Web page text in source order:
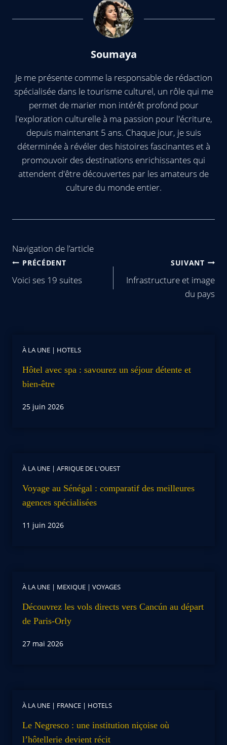
Soumaya
Je me présente comme la responsable de rédaction
spécialisée dans le tourisme culturel, un rôle qui me
permet de marier mon intérêt profond pour
l'exploration culturelle à ma passion pour l'écriture,
depuis maintenant 5 ans. Chaque jour, je suis
déterminée à révéler des histoires fascinantes et à
promouvoir des destinations enrichissantes qui
attendent d'être découvertes par les amateurs de
culture du monde entier.
Navigation de l’article
PRÉCÉDENT
Voici ses 19 suites
SUIVANT
Infrastructure et image
du pays
À LA UNE | HOTELS
Hôtel avec spa : savourez un séjour détente et
bien-être
25 juin 2026
À LA UNE | AFRIQUE DE L'OUEST
Voyage au Sénégal : comparatif des meilleures
agences spécialisées
11 juin 2026
À LA UNE | MEXIQUE | VOYAGES
Découvrez les vols directs vers Cancún au départ
de Paris-Orly
27 mai 2026
À LA UNE | FRANCE | HOTELS
Le Negresco : une institution niçoise où
l’hôtellerie devient récit